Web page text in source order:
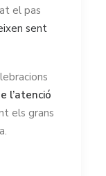
el pas
sent
l’atenció
els grans